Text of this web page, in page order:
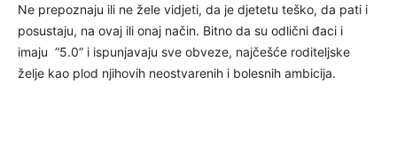
Ne prepoznaju ili ne žele vidjeti, da je djetetu teško, da pati i
posustaju, na ovaj ili onaj način. Bitno da su odlični đaci i
imaju ”5.0” i ispunjavaju sve obveze, najčešće roditeljske
želje kao plod njihovih neostvarenih i bolesnih ambicija.